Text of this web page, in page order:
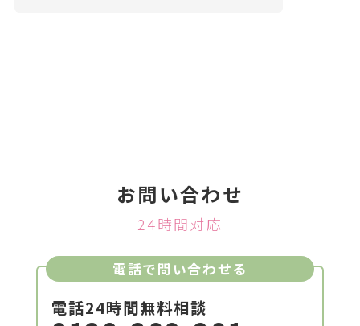
お問い合わせ
24時間対応
電話で問い合わせる
電話24時間無料相談